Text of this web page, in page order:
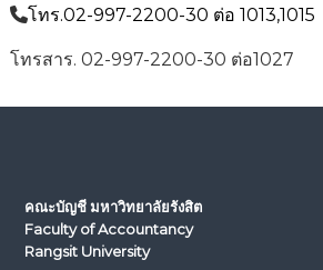
โทร.02-997-2200-30 ต่อ 1013,1015
โทรสาร. 02-997-2200-30 ต่อ1027
คณะบัญชี มหาวิทยาลัยรังสิต
Faculty of Accountancy
Rangsit University